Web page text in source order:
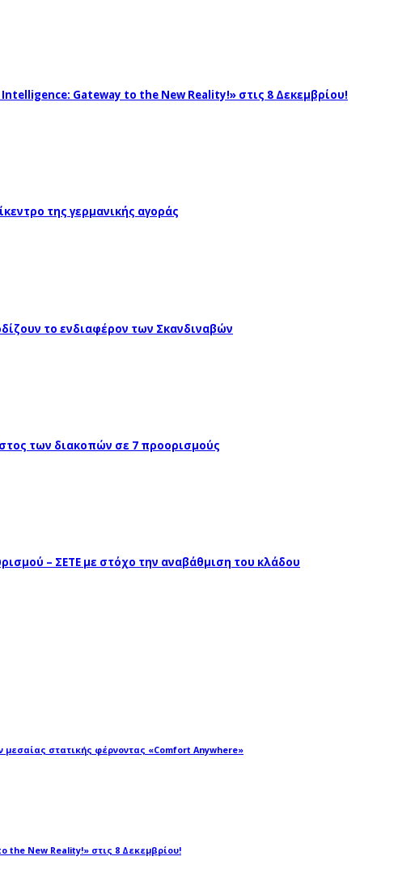
Gateway to the New Reality!» στις 8 Δεκεμβρίου!
της γερμανικής αγοράς
το ενδιαφέρον των Σκανδιναβών
των διακοπών σε 7 προορισμούς
– ΣΕΤΕ με στόχο την αναβάθμιση του κλάδου
στατικής φέρνοντας «Comfort Anywhere»
the New Reality!» στις 8 Δεκεμβρίου!